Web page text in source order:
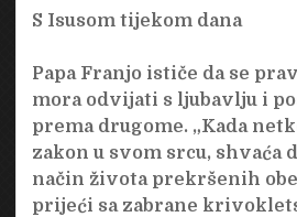
S Isusom tijekom dana
Papa Franjo ističe da se
mora odvijati s ljubavlju i
prema drugome. „Kada
zakon u svom srcu, shvaća
način života prekršenih
prijeći sa zabrane